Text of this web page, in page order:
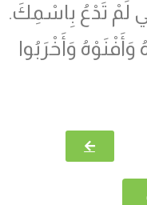
لَمْ تَدْعُ بِاسْمِكَ.
وَأَخْرَبُوا